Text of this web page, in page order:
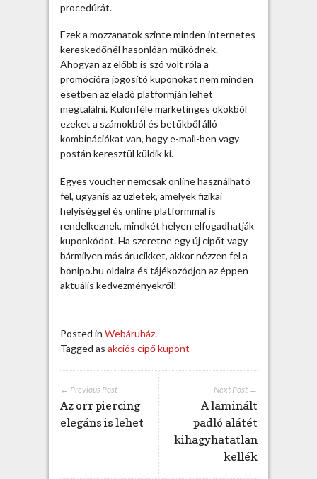
procedúrát.
Ezek a mozzanatok szinte minden internetes
kereskedőnél hasonlóan működnek.
Ahogyan az előbb is szó volt róla a
promócióra jogosító kuponokat nem minden
esetben az eladó platformján lehet
megtalálni. Különféle marketinges okokból
ezeket a számokból és betűkből álló
kombinációkat van, hogy e-mail-ben vagy
postán keresztül küldik ki.
Egyes voucher nemcsak online használható
fel, ugyanis az üzletek, amelyek fizikai
helyiséggel és online platformmal is
rendelkeznek, mindkét helyen elfogadhatják
kuponkódot. Ha szeretne egy új cipőt vagy
bármilyen más árucikket, akkor nézzen fel a
bonipo.hu oldalra és tájékozódjon az éppen
aktuális kedvezményekről!
Posted in Webáruház.
Tagged as akciós cipő kupont
Next Post →
A laminált
padló alátét
kihagyhatatlan
kellék
← Previous Post
Az orr piercing
elegáns is lehet